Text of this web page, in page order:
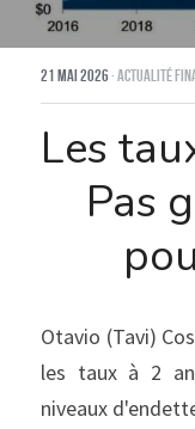
21 mai 2026·Actualité
Les
Pas
Otavio (Tavi)
les taux à 2
niveaux